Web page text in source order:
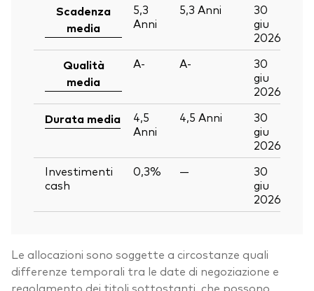
Scadenza
media
5,3
Anni
5,3 Anni
30
giu
2026
Qualità
media
A- A-
30
giu
2026
Durata media
4,5
Anni
4,5 Anni
30
giu
2026
Investimenti
cash
0,3% —
30
giu
2026
Le allocazioni sono soggette a circostanze quali
differenze temporali tra le date di negoziazione e
regolamento dei titoli sottostanti, che possono